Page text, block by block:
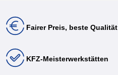
Fairer Preis, beste Qualität
KFZ-Meisterwerkstätten